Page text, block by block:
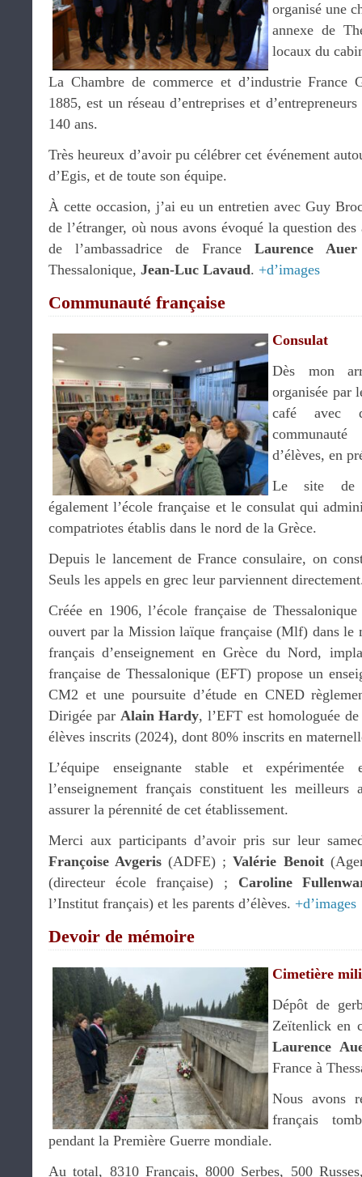
organisé une
annexe de
locaux du
La Chambre de commerce et d’industrie France
1885, est un réseau d’entreprises et
140 ans.
Très heureux d’avoir pu célébrer cet événement
d’Egis, et de toute son équipe.
À cette occasion, j’ai eu un entretien avec Guy
de l’étranger, où nous avons évoqué la question
de l’ambassadrice de France Laurence Auer
Thessalonique, Jean-Luc Lavaud. +d’images
Communauté française
Consulat
Dès mon
organisée par
café avec
d’élèves, en
Le site de
également l’école française et le consulat qui
compatriotes établis dans le nord de la Grèce.
Depuis le lancement de France consulaire, on
Seuls les appels en grec leur parviennent
Créée en 1906, l’école française de
ouvert par la Mission laïque française (Mlf) dans le
français d’enseignement en Grèce du Nord,
française de Thessalonique (EFT) propose un
CM2 et une poursuite d’étude en CNED
Dirigée par Alain Hardy, l’EFT est homologuée
élèves inscrits (2024), dont 80% inscrits en
L’équipe enseignante stable et
l’enseignement français constituent les meilleurs
assurer la pérennité de cet établissement.
Merci aux participants d’avoir pris sur leur
Françoise Avgeris (ADFE) ;Valérie Benoit
(directeur école française) ; Caroline
l’Institut français) et les parents d’élèves. +d’images
Devoir de mémoire
Cimetière
Dépôt de
Zeïtenlick en
Laurence
France à
Nous avons
français
pendant la Première Guerre mondiale.
Au total, 8310 Français, 8000 Serbes, 500